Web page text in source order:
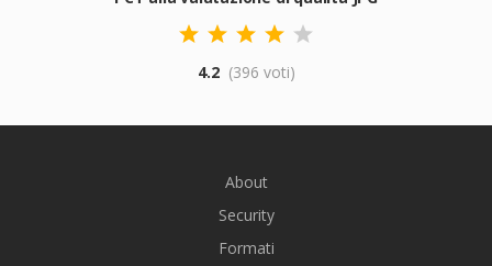
4.2 (396 voti)
About
Security
Formati